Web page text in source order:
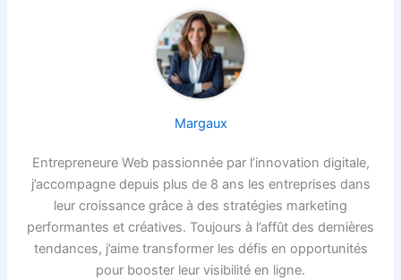
Margaux
Entrepreneure Web passionnée par l’innovation digitale,
j’accompagne depuis plus de 8 ans les entreprises dans
leur croissance grâce à des stratégies marketing
performantes et créatives. Toujours à l’affût des dernières
tendances, j’aime transformer les défis en opportunités
pour booster leur visibilité en ligne.